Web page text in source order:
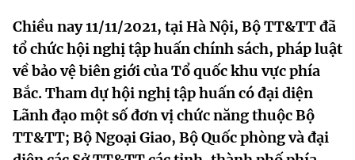
Giới thiệu
Chức năng nhiệm vụ
Cơ cấu tổ chức
Lịch sử phát triển
Tin tức sự kiện
Khoa học và Công nghệ
Đổi mới sáng tạo
Hệ thống văn bản
Chiều nay 11/11/2021, tại Hà Nội, Bộ TT&TT đã
tổ chức hội nghị tập huấn chính sách, pháp luật
về bảo vệ biên giới của Tổ quốc khu vực phía
Bắc. Tham dự hội nghị tập huấn có đại diện
Lãnh đạo một số đơn vị chức năng thuộc Bộ
TT&TT; Bộ Ngoại Giao, Bộ Quốc phòng và đại